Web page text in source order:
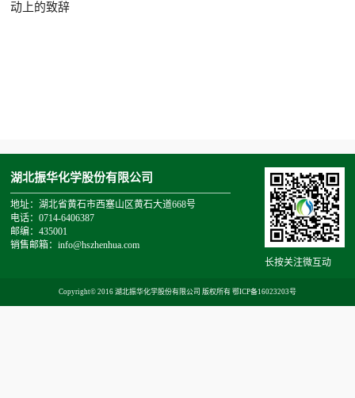
动上的致辞
湖北振华化学股份有限公司
地址：湖北省黄石市西塞山区黄石大道668号
电话：0714-6406387
邮编：435001
销售邮箱：info@hszhenhua.com
长按关注微互动
Copyright© 2016 湖北振华化学股份有限公司 版权所有 鄂ICP备16023203号